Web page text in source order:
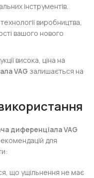
інструментів.
виробництва,
вашого нового
висока, ціна на
VAG залишається на
диференціала VAG
для
що ущільнення не має